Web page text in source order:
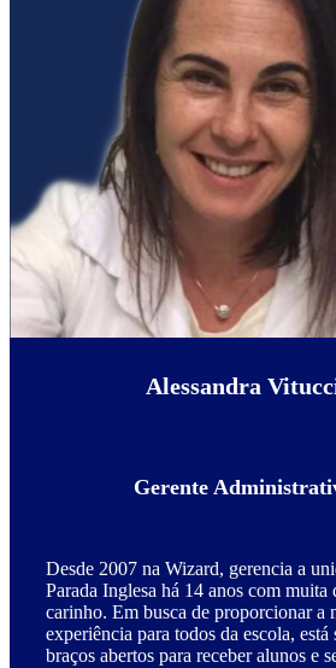
Alessandra
Gerente
Desde 2007 na Wizard, gerencia a
Parada Inglesa há 14 anos com muita
carinho. Em busca de proporcionar a
experiência para todos da escola, está
braços abertos para receber alunos e